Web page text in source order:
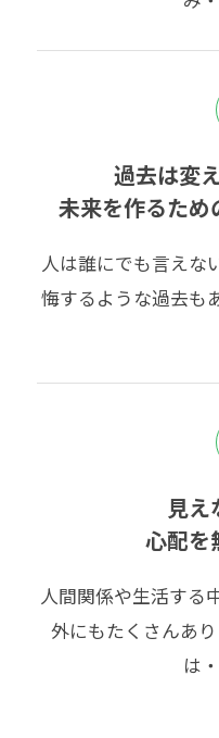
過去は変
未来を作るため
人は誰にでも言えな
悔するような過去も
見え
心配を
人間関係や生活する
外にもたくさんあ
は